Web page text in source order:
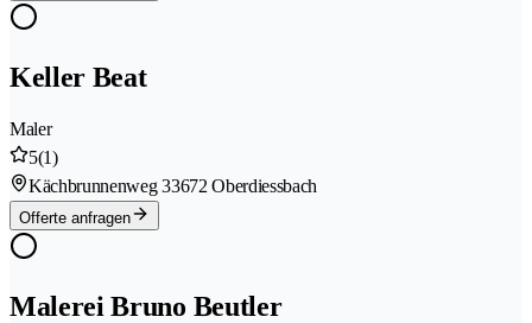
Keller Beat
Maler
5(1)
Kächbrunnenweg 33672 Oberdiessbach
Offerte anfragen
Malerei Bruno Beutler